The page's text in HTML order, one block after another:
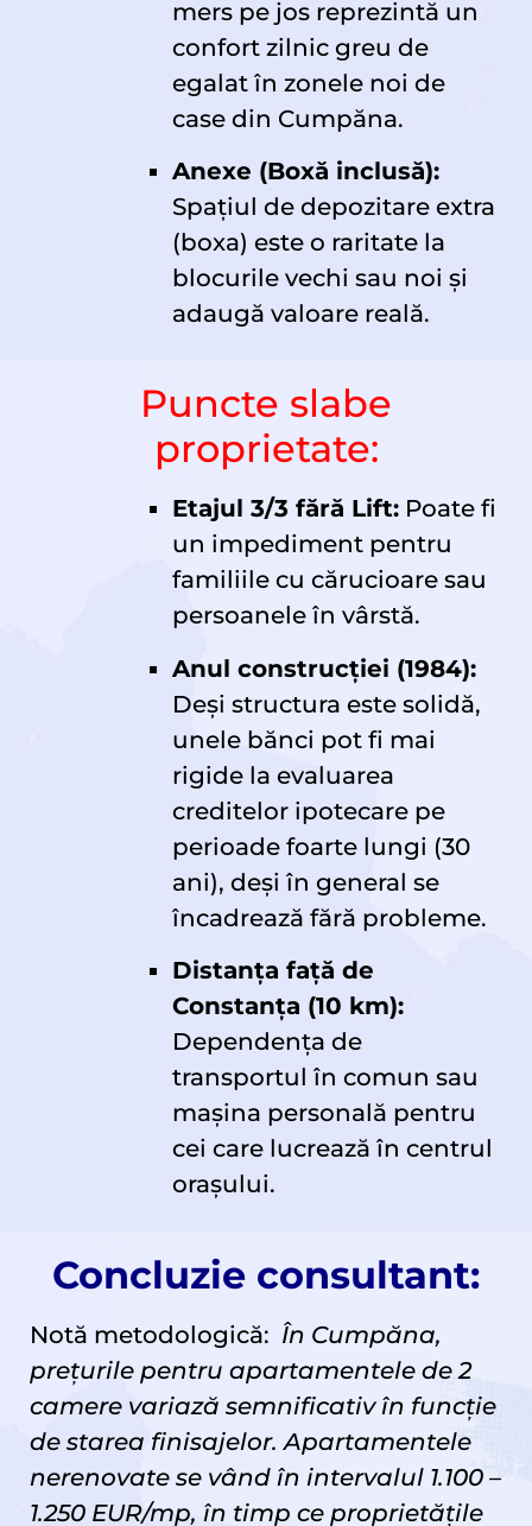
mers pe jos reprezintă un
confort zilnic greu de
egalat în zonele noi de
case din Cumpăna.
Anexe (Boxă inclusă):
Spațiul de depozitare extra
(boxa) este o raritate la
blocurile vechi sau noi și
adaugă valoare reală.
Puncte slabe
proprietate:
Etajul 3/3 fără Lift: Poate fi
un impediment pentru
familiile cu cărucioare sau
persoanele în vârstă.
Anul construcției (1984):
Deși structura este solidă,
unele bănci pot fi mai
rigide la evaluarea
creditelor ipotecare pe
perioade foarte lungi (30
ani), deși în general se
încadrează fără probleme.
Distanța față de
Constanța (10 km):
Dependența de
transportul în comun sau
mașina personală pentru
cei care lucrează în centrul
orașului.
Concluzie consultant:
Notă metodologică: În Cumpăna,
prețurile pentru apartamentele de 2
camere variază semnificativ în funcție
de starea finisajelor. Apartamentele
nerenovate se vând în intervalul 1.100 –
1.250 EUR/mp, în timp ce proprietățile